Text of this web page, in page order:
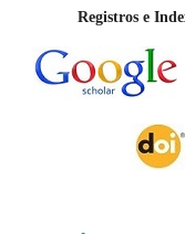
Registros e